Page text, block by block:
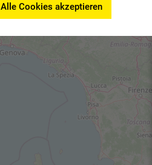
Alle Cookies akzeptieren